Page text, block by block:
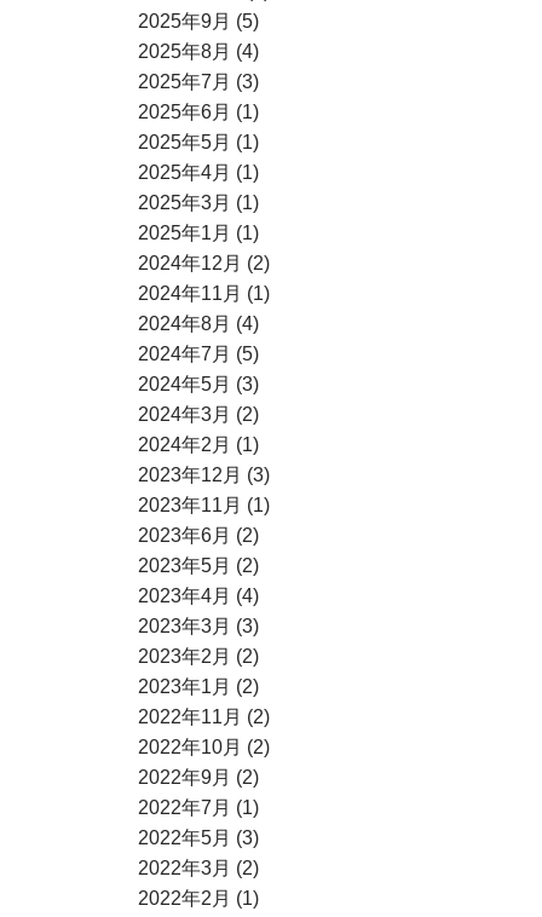
2025年9月 (5)
2025年8月 (4)
2025年7月 (3)
2025年6月 (1)
2025年5月 (1)
2025年4月 (1)
2025年3月 (1)
2025年1月 (1)
2024年12月 (2)
2024年11月 (1)
2024年8月 (4)
2024年7月 (5)
2024年5月 (3)
2024年3月 (2)
2024年2月 (1)
2023年12月 (3)
2023年11月 (1)
2023年6月 (2)
2023年5月 (2)
2023年4月 (4)
2023年3月 (3)
2023年2月 (2)
2023年1月 (2)
2022年11月 (2)
2022年10月 (2)
2022年9月 (2)
2022年7月 (1)
2022年5月 (3)
2022年3月 (2)
2022年2月 (1)